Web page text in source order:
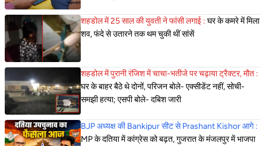
शहडोल में 25 साल की युवती ने फांसी लगाई : घर के कमरे में मिला
शव, फंदे से उतारने तक थम चुकी थीं सांसें
शहडोल में पुरानी रंजिश में चाचा-भतीजे पर चढ़ाया ट्रैक्टर, मौत :
घर के बाहर बैठे थे दोनों, परिजन बोले- एक्सीडेंट नहीं, सोची-
समझी हत्या; एसपी बोले- दबिश जारी
BJP अध्यक्ष की Bankipur सीट से Prashant Kishor आगे :
MP के दतिया में कांग्रेस को बढ़त, गुजरात के मंजलपुर में भाजपा